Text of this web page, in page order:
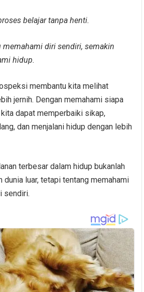
belajar tanpa henti.
memahami diri sendiri, semakin
hidup.
membantu kita melihat
jernih. Dengan memahami siapa
dapat memperbaiki sikap,
dan menjalani hidup dengan lebih
terbesar dalam hidup bukanlah
dunia luar, tetapi tentang memahami
sendiri.